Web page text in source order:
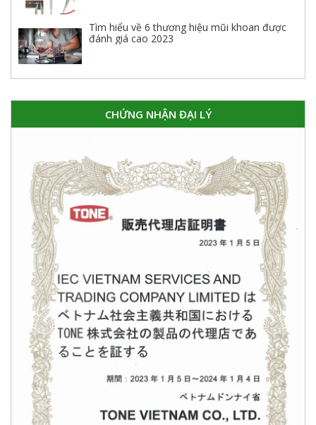
Tìm hiểu về 6 thương hiệu mũi khoan được
đánh giá cao 2023
CHỨNG NHẬN ĐẠI LÝ